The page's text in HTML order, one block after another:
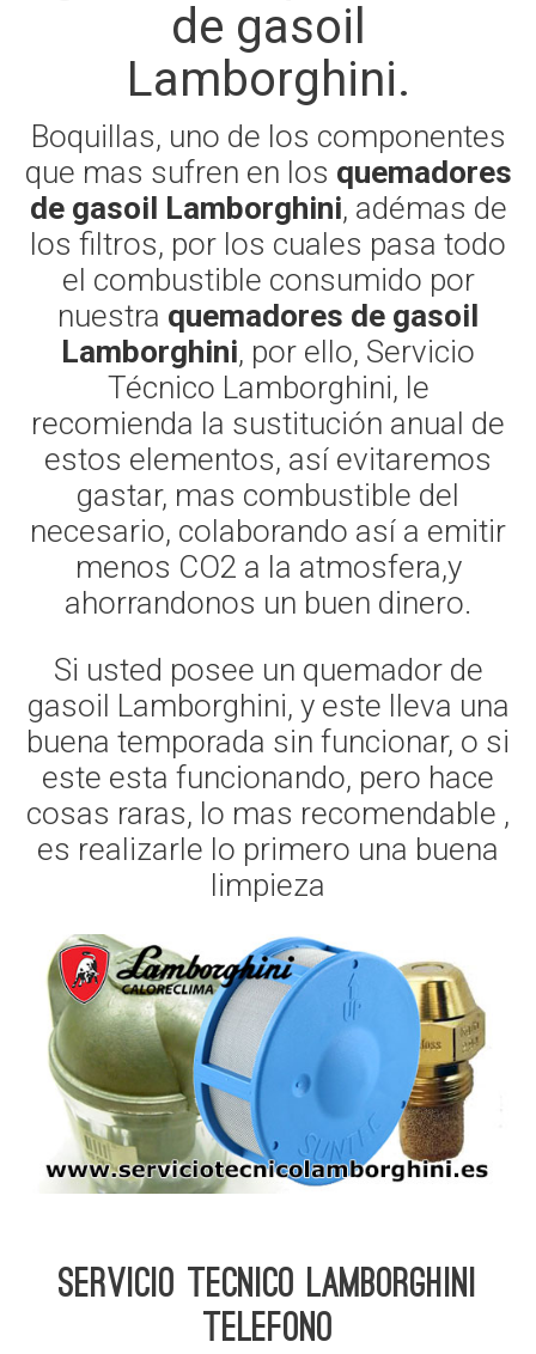
de gasoil
Lamborghini.
Boquillas, uno de los componentes
que mas sufren en los quemadores
de gasoil Lamborghini, adémas de
los filtros, por los cuales pasa todo
el combustible consumido por
nuestra quemadores de gasoil
Lamborghini, por ello, Servicio
Técnico Lamborghini, le
recomienda la sustitución anual de
estos elementos, así evitaremos
gastar, mas combustible del
necesario, colaborando así a emitir
menos CO2 a la atmosfera,y
ahorrandonos un buen dinero.
Si usted posee un quemador de
gasoil Lamborghini, y este lleva una
buena temporada sin funcionar, o si
este esta funcionando, pero hace
cosas raras, lo mas recomendable ,
es realizarle lo primero una buena
limpieza
Servicio Tecnico Lamborghini
telefono